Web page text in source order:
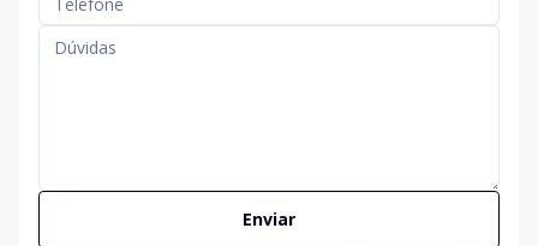
Enviar